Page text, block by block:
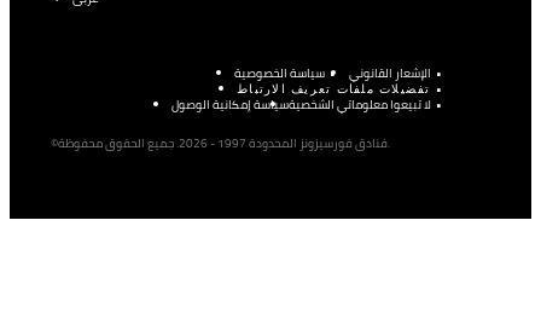
الإشعار القانوني سياسة الخصوصية
تفضيلات ملفات تعريف الارتباط
لا تبيعوا معلوماتي الشخصيةسياسة إمكانية الوصول
©فنادق فورسيزونز المحدودة 1997 - 2026. جميع الحقوق محفوظة.